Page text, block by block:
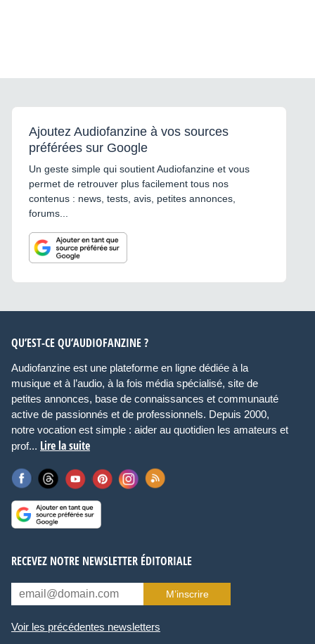
Ajoutez Audiofanzine à vos sources
préférées sur Google
Un geste simple qui soutient Audiofanzine et vous
permet de retrouver plus facilement tous nos
contenus : news, tests, avis, petites annonces,
forums...
QU’EST-CE QU’AUDIOFANZINE ?
Audiofanzine est une plateforme en ligne dédiée à la
musique et à l’audio, à la fois média spécialisé, site de
petites annonces, base de connaissances et communauté
active de passionnés et de professionnels. Depuis 2000,
notre vocation est simple : aider au quotidien les amateurs et
prof... Lire la suite
RECEVEZ NOTRE NEWSLETTER ÉDITORIALE
M’inscrire
Voir les précédentes newsletters